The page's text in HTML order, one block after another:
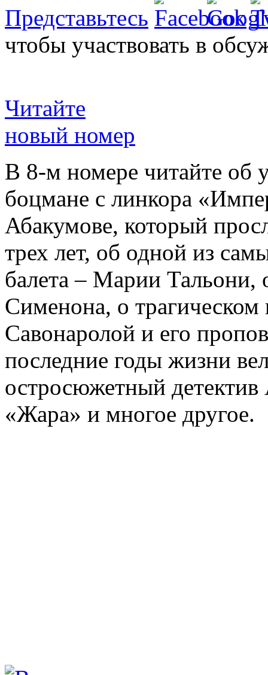
Представьтесь
чтобы участвовать в
Читайте
новый номер
В 8-м номере читайте об
боцмане с линкора
Абакумове, который
трех лет, об одной из
балета – Марии
Сименона, о трагическом
Савонаролой и его
последние годы жизни
остросюжетный детектив
«Жара» и многое другое.